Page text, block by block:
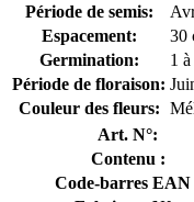
Période de semis:
Espacement:
30
Germination:
1
Période de floraison:
Couleur des fleurs:
Art. N°:
Contenu :
Code-barres EAN